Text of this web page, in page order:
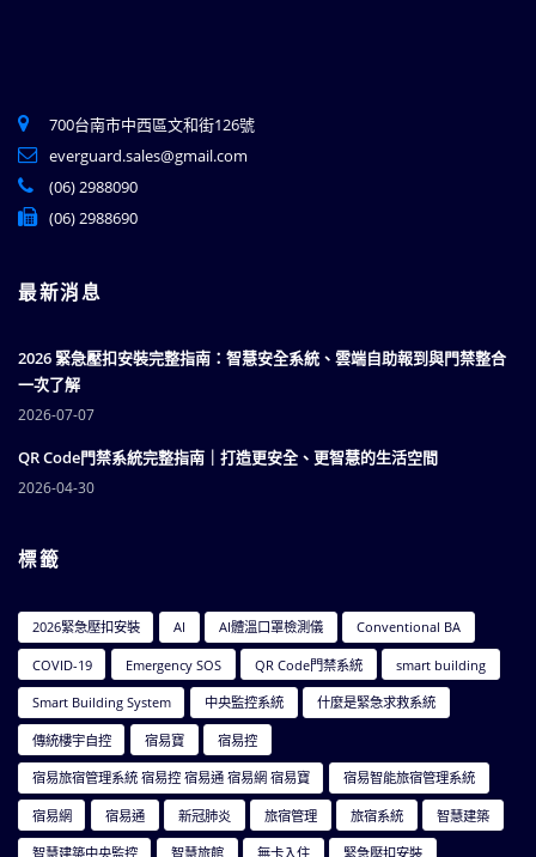
700台南市中西區文和街126號
everguard.sales@gmail.com
(06) 2988090
(06) 2988690
最新消息
2026 緊急壓扣安裝完整指南：智慧安全系統、雲端自助報到與門禁整合
一次了解
2026-07-07
QR Code門禁系統完整指南｜打造更安全、更智慧的生活空間
2026-04-30
標籤
2026緊急壓扣安裝 AI AI體溫口罩檢測儀 Conventional BA
COVID-19 Emergency SOS QR Code門禁系統 smart building
Smart Building System 中央監控系統 什麼是緊急求救系統
傳統樓宇自控 宿易寶 宿易控
宿易旅宿管理系統 宿易控 宿易通 宿易網 宿易寶 宿易智能旅宿管理系統
宿易網 宿易通 新冠肺炎 旅宿管理 旅宿系統 智慧建築
智慧建築中央監控 智慧旅館 無卡入住 緊急壓扣安裝